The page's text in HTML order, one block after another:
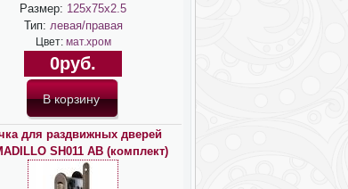
Размер: 125х75х2.5
Тип: левая/правая
Цвет: мат.хром
0руб.
для раздвижных дверей
SH011 AB (комплект)